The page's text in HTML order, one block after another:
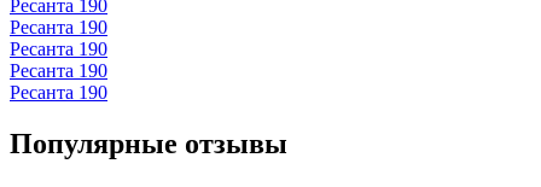
Ресанта 190
Ресанта 190
Ресанта 190
Ресанта 190
Ресанта 190
Популярные отзывы